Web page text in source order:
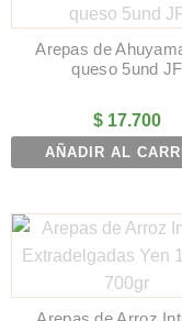
Arepas de
queso 5und JF
$17.700
AÑADIR AL